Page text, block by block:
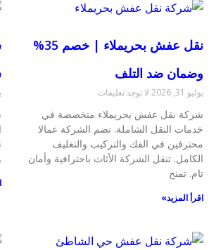
نقل عفش بحريملاء | خصم 35%
وضمان ضد التلف
يوليو 31, 2026 لا توجد تعليقات
شركة نقل عفش بحريملاء متخصصة في
خدمات النقل الشاملة. تضم الشركة عمالا
محترفين في الفك والتركيب والتغليف
الكامل. تنقل الشركة الأثاث باحترافية وأمان
تام. تمنح
اقرأ المزيد»